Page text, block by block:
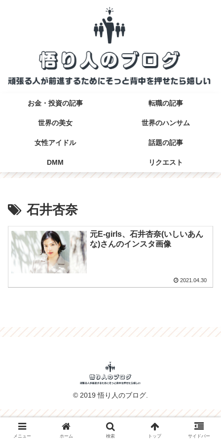
お金・投資の記事 転職の記事
世界の美女 世界のハンサム
女性アイドル 話題の記事
DMM リクエスト
石井杏奈
元E-girls、石井杏奈(いしいあん
な)さんのインスタ画像
2021.04.30
© 2019 悟り人のブログ.
メニュー ホーム 検索 トップ サイドバー